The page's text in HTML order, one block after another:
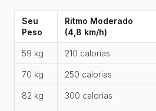
Seu
Peso
Ritmo Moderado
(4,8 km/h)
59 kg 210 calorias
70 kg 250 calorias
82 kg 300 calorias